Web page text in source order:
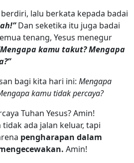
lalu berkata kepada badai
Dan seketika itu juga badai
tenang, Yesus menegur
kamu takut? Mengapa
bagi kita hari ini: Mengapa
kamu tidak percaya?
Tuhan Yesus? Amin!
ada jalan keluar, tapi
pengharapan dalam
Amin!